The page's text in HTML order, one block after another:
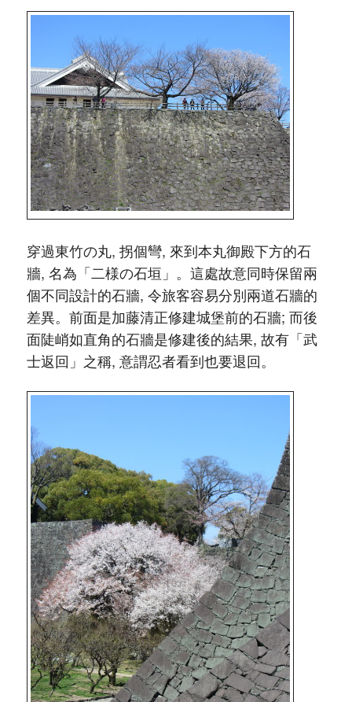
穿過東竹の丸, 拐個彎, 來到本丸御殿下方的石
牆, 名為「二様の石垣」。這處故意同時保留兩
個不同設計的石牆, 令旅客容易分別兩道石牆的
差異。前面是加藤清正修建城堡前的石牆; 而後
面陡峭如直角的石牆是修建後的結果, 故有「武
士返回」之稱, 意謂忍者看到也要退回。